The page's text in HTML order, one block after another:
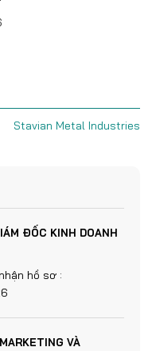
Stavian Metal Industries
ĐỐC KINH DOANH
hồ sơ :
VÀ